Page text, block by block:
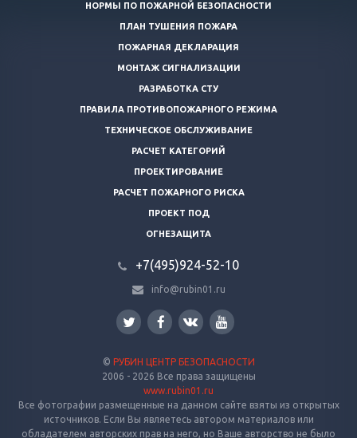
НОРМЫ ПО ПОЖАРНОЙ БЕЗОПАСНОСТИ
ПЛАН ТУШЕНИЯ ПОЖАРА
ПОЖАРНАЯ ДЕКЛАРАЦИЯ
МОНТАЖ СИГНАЛИЗАЦИИ
РАЗРАБОТКА СТУ
ПРАВИЛА ПРОТИВОПОЖАРНОГО РЕЖИМА
ТЕХНИЧЕСКОЕ ОБСЛУЖИВАНИЕ
РАСЧЕТ КАТЕГОРИЙ
ПРОЕКТИРОВАНИЕ
РАСЧЕТ ПОЖАРНОГО РИСКА
ПРОЕКТ ПОД
ОГНЕЗАЩИТА
+7(495)924-52-10
info@rubin01.ru
© РУБИН ЦЕНТР БЕЗОПАСНОСТИ
2006 - 2026 Все права защищены
www.rubin01.ru
Все фотографии размещенные на данном сайте взяты из открытых
источников. Если Вы являетесь автором материалов или
обладателем авторских прав на него, но Ваше авторство не было